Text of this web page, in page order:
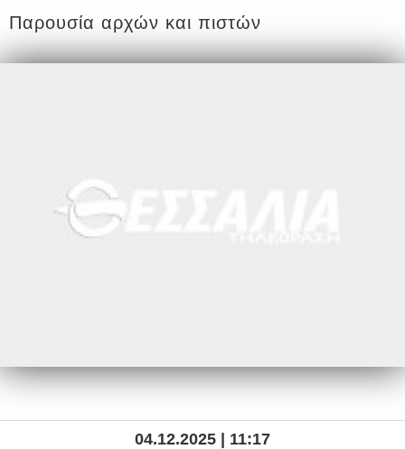
Παρουσία αρχών και πιστών
04.12.2025 | 11:17